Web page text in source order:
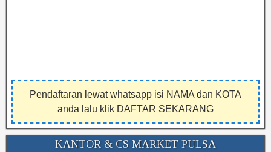
Pendaftaran lewat whatsapp isi NAMA dan KOTA
anda lalu klik DAFTAR SEKARANG
KANTOR & CS MARKET PULSA